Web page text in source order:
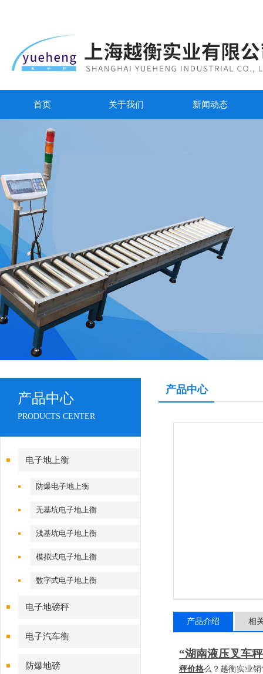
首页 关于我们 新闻动态
产品中心
PRODUCTS CENTER
电子地上衡
防爆电子地上衡
无基坑电子地上衡
浅基坑电子地上衡
模拟式电子地上衡
数字式电子地上衡
电子地磅秤
电子汽车衡
防爆地磅
产品中心
产品介绍 相
“湖南液压叉车
秤价格么？越衡实业